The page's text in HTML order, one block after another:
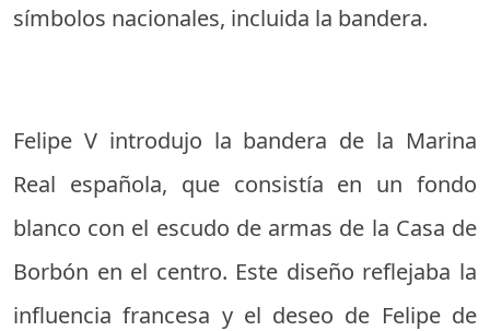
símbolos nacionales, incluida la bandera.
Felipe V introdujo la bandera de la Marina
Real española, que consistía en un fondo
blanco con el escudo de armas de la Casa de
Borbón en el centro. Este diseño reflejaba la
influencia francesa y el deseo de Felipe de